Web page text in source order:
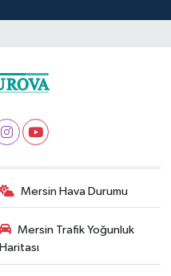
Mersin Hava Durumu
Mersin Trafik Yoğunluk
Haritası